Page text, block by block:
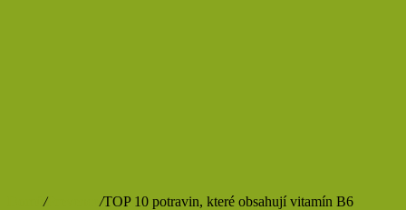
/Prevence /TOP 10 potravin, které obsahují vitamín B6